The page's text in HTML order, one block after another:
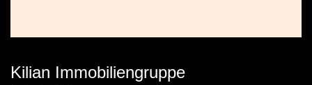
Kilian Immobiliengruppe